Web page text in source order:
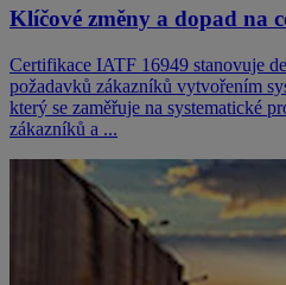
Klíčové změny a dopad na
Certifikace IATF 16949 stanovuje
požadavků zákazníků vytvořením
který se zaměřuje na systematické
zákazníků a ...